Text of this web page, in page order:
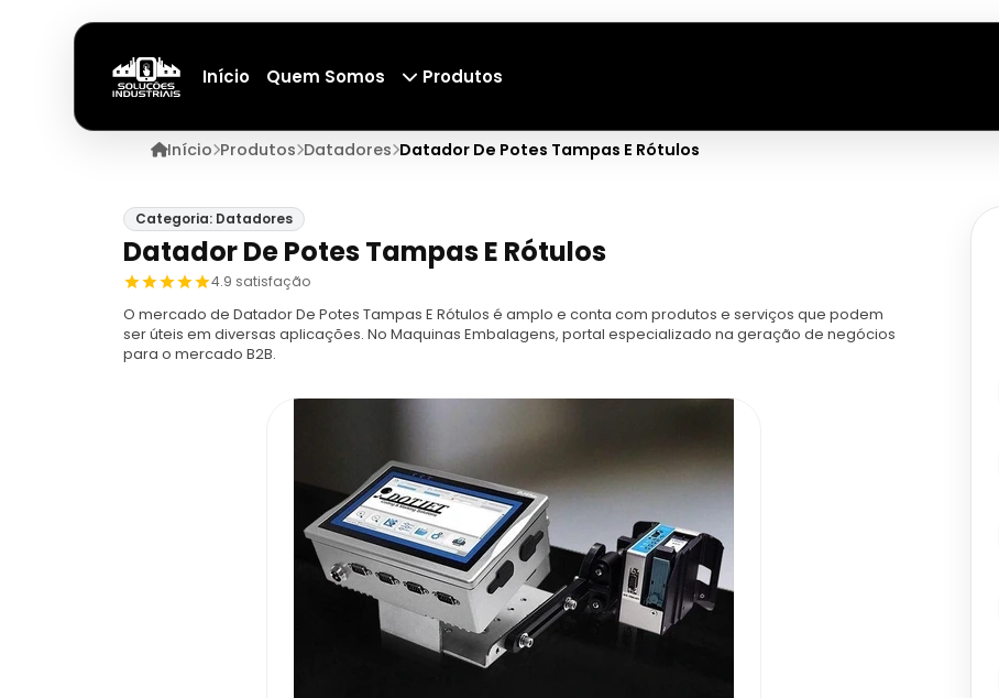
Início Quem Somos Produtos
Início Produtos Datadores Datador De Potes Tampas E Rótulos
Categoria: Datadores
Datador De Potes Tampas E Rótulos
4.9 satisfação
O mercado de Datador De Potes Tampas E Rótulos é amplo e conta com produtos e serviços que podem
ser úteis em diversas aplicações. No Maquinas Embalagens, portal especializado na geração de negócios
para o mercado B2B.